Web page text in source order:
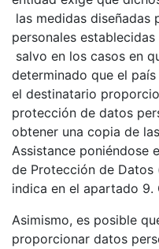
las medidas
personales
salvo en los casos en
determinado que el
el destinatario
protección de datos
obtener una copia de
Assistance poniéndose
de Protección de Datos
indica en el apartado 9.
Asimismo, es posible
proporcionar datos